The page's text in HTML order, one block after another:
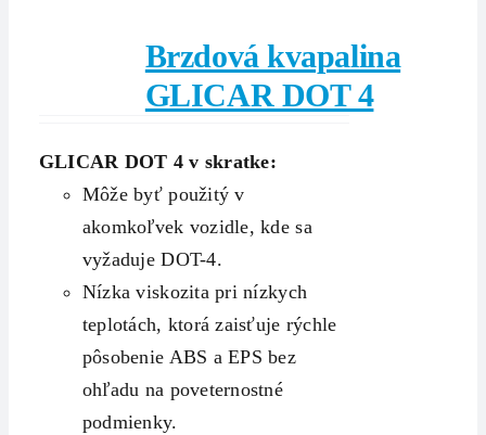
Brzdová kvapalina
GLICAR DOT 4
GLICAR DOT 4 v skratke:
Môže byť použitý v
akomkoľvek vozidle, kde sa
vyžaduje DOT-4.
Nízka viskozita pri nízkych
teplotách, ktorá zaisťuje rýchle
pôsobenie ABS a EPS bez
ohľadu na poveternostné
podmienky.